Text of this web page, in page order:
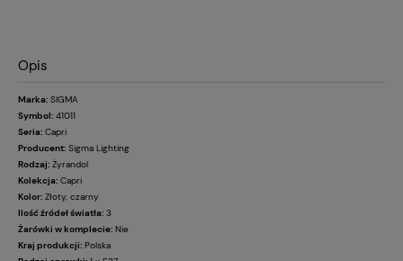
Opis
Marka: SIGMA
Symbol: 41011
Seria: Capri
Producent: Sigma Lighting
Rodzaj: Żyrandol
Kolekcja: Capri
Kolor: Złoty, czarny
Ilość źródeł światła: 3
Żarówki w komplecie: Nie
Kraj produkcji: Polska